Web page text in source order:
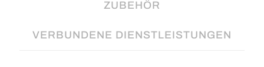
ZUBEHÖR
VERBUNDENE DIENSTLEISTUNGEN